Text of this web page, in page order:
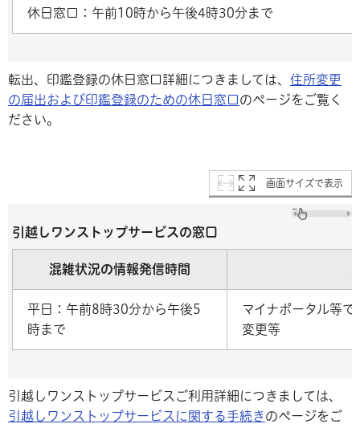
休日窓口：午前10時から午後4時30分まで
転出、印鑑登録の休日窓口詳細につきましては、 住所変更
の届出および印鑑登録のための休日窓口のページをご覧く
ださい。
画面サイズで表示
引越しワンストップサービスの窓口
混雑状況の情報発信時間
平日：午前8時30分から午後5
時まで
マイナポータル等
変更等
引越しワンストップサービスご利用詳細につきましては、
引越しワンストップサービスに関する手続きのページをご